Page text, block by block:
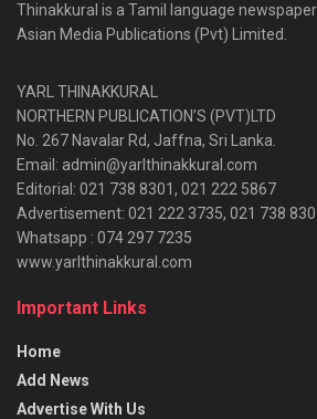
Thinakkural is a Tamil language
Asian Media Publications (Pvt) Limited.
YARL THINAKKURAL
NORTHERN PUBLICATION’S (PVT)LTD
No. 267 Navalar Rd, Jaffna, Sri Lanka.
Email: admin@yarlthinakkural.com
Editorial: 021 738 8301, 021 222 5867
Advertisement: 021 222 3735, 021 738
Whatsapp : 074 297 7235
www.yarlthinakkural.com
Important Links
Home
Add News
Advertise With Us